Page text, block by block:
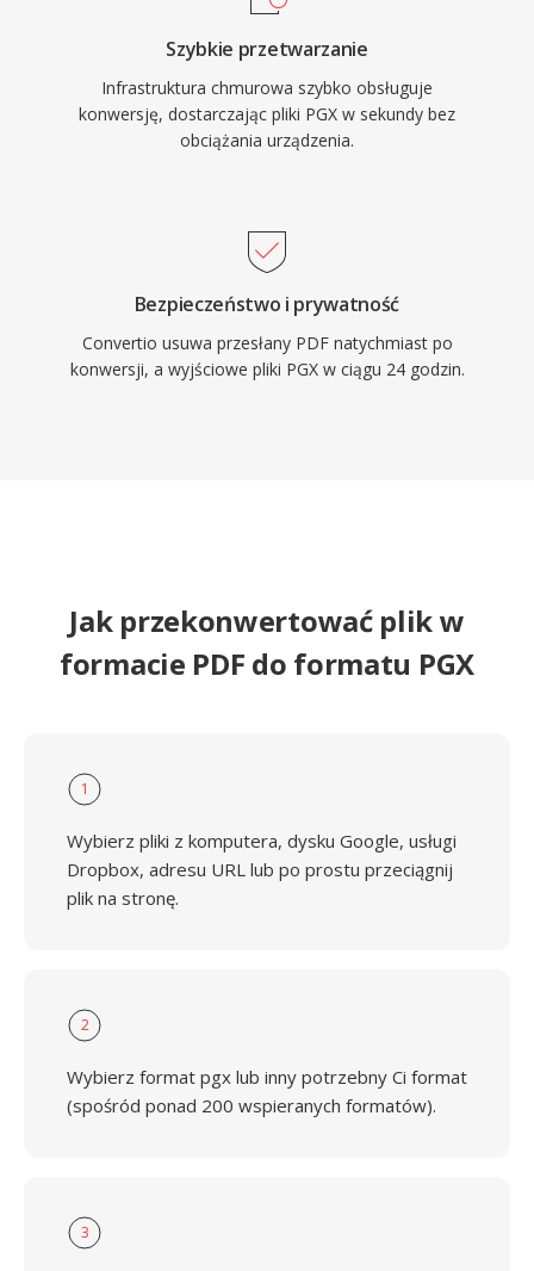
Szybkie przetwarzanie
Infrastruktura chmurowa szybko obsługuje
konwersję, dostarczając pliki PGX w sekundy bez
obciążania urządzenia.
Bezpieczeństwo i prywatność
Convertio usuwa przesłany PDF natychmiast po
konwersji, a wyjściowe pliki PGX w ciągu 24 godzin.
Jak przekonwertować plik w
formacie PDF do formatu PGX
1
Wybierz pliki z komputera, dysku Google, usługi
Dropbox, adresu URL lub po prostu przeciągnij
plik na stronę.
2
Wybierz format pgx lub inny potrzebny Ci format
(spośród ponad 200 wspieranych formatów).
3